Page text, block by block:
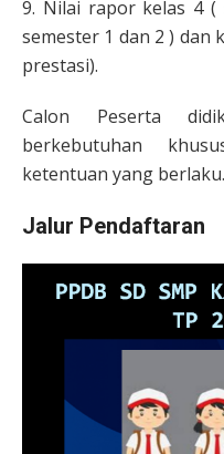
9. Nilai rapor kelas 4 (
semester 1 dan 2 ) dan
prestasi).
Calon Peserta
berkebutuhan
ketentuan yang berlaku.
Jalur Pendaftaran